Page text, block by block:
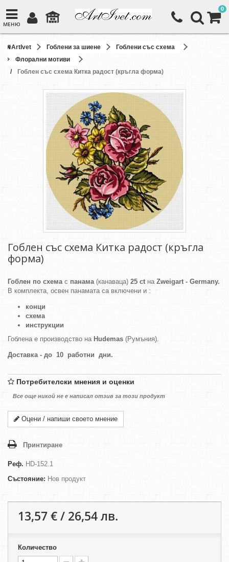
МЕНЮ
0
ArtIvet Гоблени за шиене
Гоблени със схема
Флорални мотиви
Гоблен със схема Китка радост (кръгла форма)
Гоблен със схема Китка радост (кръгла
форма)
Гоблен по схемас панама(канаваца) 25 ct на Zweigart - Germany.
В комплекта, освен панамата са включени и :
конци
схема
инструкции
Гоблена е производство на Hudemas (Румъния).
Доставка - до 10 работни дни.
Потребителски мнения и оценки
Все още никой не е написал отзив за този продукт
Оцени / напиши своето мнение
Принтиране
Реф. HD-152.1
Състояние: Нов продукт
13,57 € / 26,54 лв.
Количество